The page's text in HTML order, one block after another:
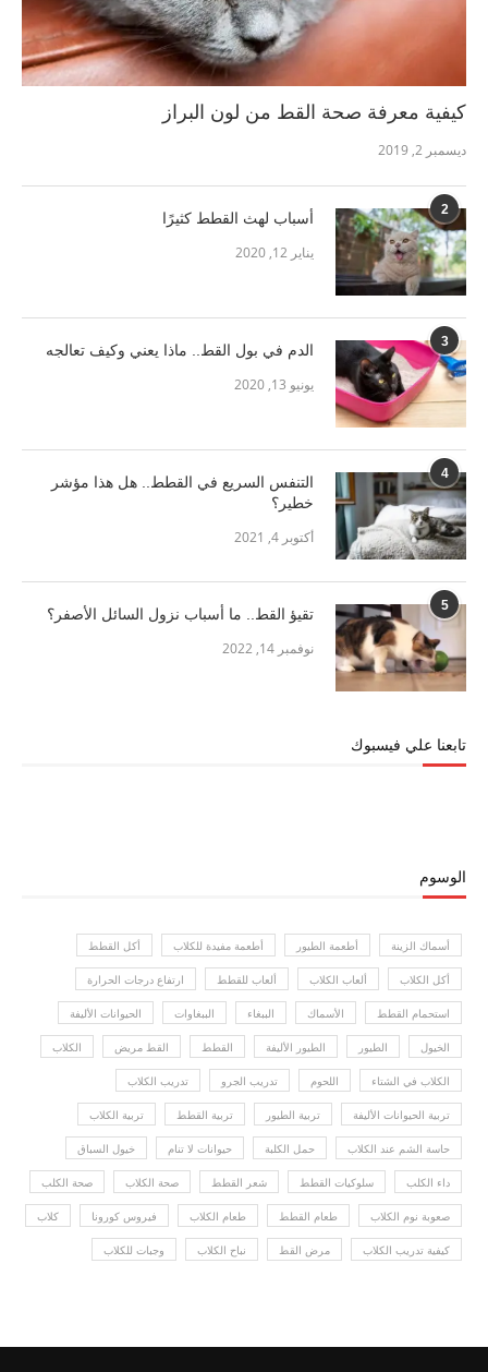
كيفية معرفة صحة القط من لون البراز
ديسمبر 2, 2019
2 أسباب لهث القطط كثيرًا
يناير 12, 2020
3 الدم في بول القط.. ماذا يعني وكيف تعالجه
يونيو 13, 2020
4
التنفس السريع في القطط.. هل هذا مؤشر
خطير؟
أكتوبر 4, 2021
5 تقيؤ القط.. ما أسباب نزول السائل الأصفر؟
نوفمبر 14, 2022
تابعنا علي فيسبوك
الوسوم
أسماك الزينة أطعمة الطيور أطعمة مفيدة للكلاب أكل القطط
أكل الكلاب ألعاب الكلاب ألعاب للقطط ارتفاع درجات الحرارة
استحمام القطط الأسماك الببغاء الببغاوات الحيوانات الأليفة
الخيول الطيور الطيور الأليفة القطط القط مريض الكلاب
الكلاب في الشتاء اللحوم تدريب الجرو تدريب الكلاب
تربية الحيوانات الأليفة تربية الطيور تربية القطط تربية الكلاب
حاسة الشم عند الكلاب حمل الكلبة حيوانات لا تنام خيول السباق
داء الكلب سلوكيات القطط شعر القطط صحة الكلاب صحة الكلب
صعوبة نوم الكلاب طعام القطط طعام الكلاب فيروس كورونا كلاب
كيفية تدريب الكلاب مرض القط نباح الكلاب وجبات للكلاب